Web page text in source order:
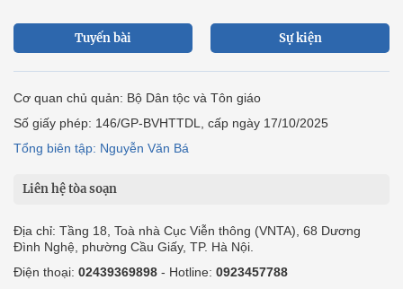
Tuyến bài Sự kiện
Cơ quan chủ quản: Bộ Dân tộc và Tôn giáo
Số giấy phép: 146/GP-BVHTTDL, cấp ngày 17/10/2025
Tổng biên tập: Nguyễn Văn Bá
Liên hệ tòa soạn
Địa chỉ: Tầng 18, Toà nhà Cục Viễn thông (VNTA), 68 Dương
Đình Nghệ, phường Cầu Giấy, TP. Hà Nội.
Điện thoại: 02439369898 - Hotline: 0923457788